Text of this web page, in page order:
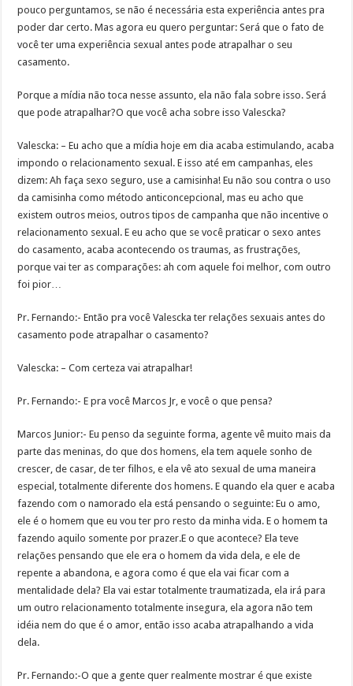
pouco perguntamos, se não é necessária esta experiência antes pra
poder dar certo. Mas agora eu quero perguntar: Será que o fato de
você ter uma experiência sexual antes pode atrapalhar o seu
casamento.
Porque a mídia não toca nesse assunto, ela não fala sobre isso. Será
que pode atrapalhar?O que você acha sobre isso Valescka?
Valescka: – Eu acho que a mídia hoje em dia acaba estimulando, acaba
impondo o relacionamento sexual. E isso até em campanhas, eles
dizem: Ah faça sexo seguro, use a camisinha! Eu não sou contra o uso
da camisinha como método anticoncepcional, mas eu acho que
existem outros meios, outros tipos de campanha que não incentive o
relacionamento sexual. E eu acho que se você praticar o sexo antes
do casamento, acaba acontecendo os traumas, as frustrações,
porque vai ter as comparações: ah com aquele foi melhor, com outro
foi pior…
Pr. Fernando:- Então pra você Valescka ter relações sexuais antes do
casamento pode atrapalhar o casamento?
Valescka: – Com certeza vai atrapalhar!
Pr. Fernando:- E pra você Marcos Jr, e você o que pensa?
Marcos Junior:- Eu penso da seguinte forma, agente vê muito mais da
parte das meninas, do que dos homens, ela tem aquele sonho de
crescer, de casar, de ter filhos, e ela vê ato sexual de uma maneira
especial, totalmente diferente dos homens. E quando ela quer e acaba
fazendo com o namorado ela está pensando o seguinte: Eu o amo,
ele é o homem que eu vou ter pro resto da minha vida. E o homem ta
fazendo aquilo somente por prazer.E o que acontece? Ela teve
relações pensando que ele era o homem da vida dela, e ele de
repente a abandona, e agora como é que ela vai ficar com a
mentalidade dela? Ela vai estar totalmente traumatizada, ela irá para
um outro relacionamento totalmente insegura, ela agora não tem
idéia nem do que é o amor, então isso acaba atrapalhando a vida
dela.
Pr. Fernando:-O que a gente quer realmente mostrar é que existe